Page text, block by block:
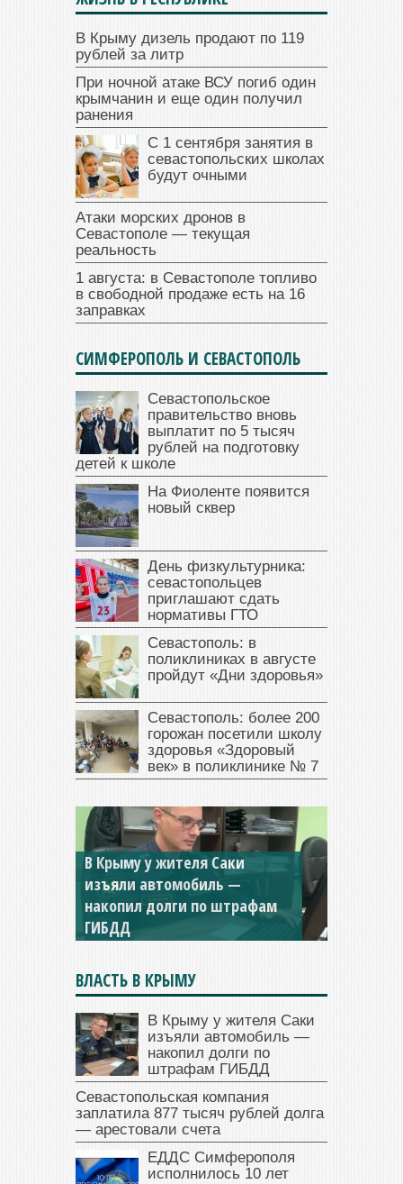
В Крыму дизель продают по 119
рублей за литр
При ночной атаке ВСУ погиб один
крымчанин и еще один получил
ранения
С 1 сентября занятия в
севастопольских школах
будут очными
Атаки морских дронов в
Севастополе — текущая
реальность
1 августа: в Севастополе топливо
в свободной продаже есть на 16
заправках
СИМФЕРОПОЛЬ И СЕВАСТОПОЛЬ
Севастопольское
правительство вновь
выплатит по 5 тысяч
рублей на подготовку
детей к школе
На Фиоленте появится
новый сквер
День физкультурника:
севастопольцев
приглашают сдать
нормативы ГТО
Севастополь: в
поликлиниках в августе
пройдут «Дни здоровья»
Севастополь: более 200
горожан посетили школу
здоровья «Здоровый
век» в поликлинике № 7
Севастопольская компания
заплатила 877 тысяч рублей
долга — арестовали счета
ВЛАСТЬ В КРЫМУ
В Крыму у жителя Саки
изъяли автомобиль —
накопил долги по
штрафам ГИБДД
Севастопольская компания
заплатила 877 тысяч рублей долга
— арестовали счета
ЕДДС Симферополя
исполнилось 10 лет